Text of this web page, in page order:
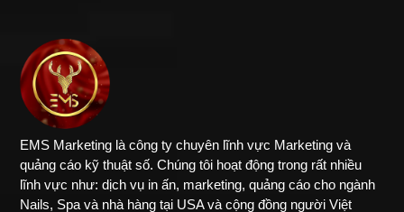
EMS Marketing là công ty chuyên lĩnh vực Marketing và
quảng cáo kỹ thuật số. Chúng tôi hoạt động trong rất nhiều
lĩnh vực như: dịch vụ in ấn, marketing, quảng cáo cho ngành
Nails, Spa và nhà hàng tại USA và cộng đồng người Việt